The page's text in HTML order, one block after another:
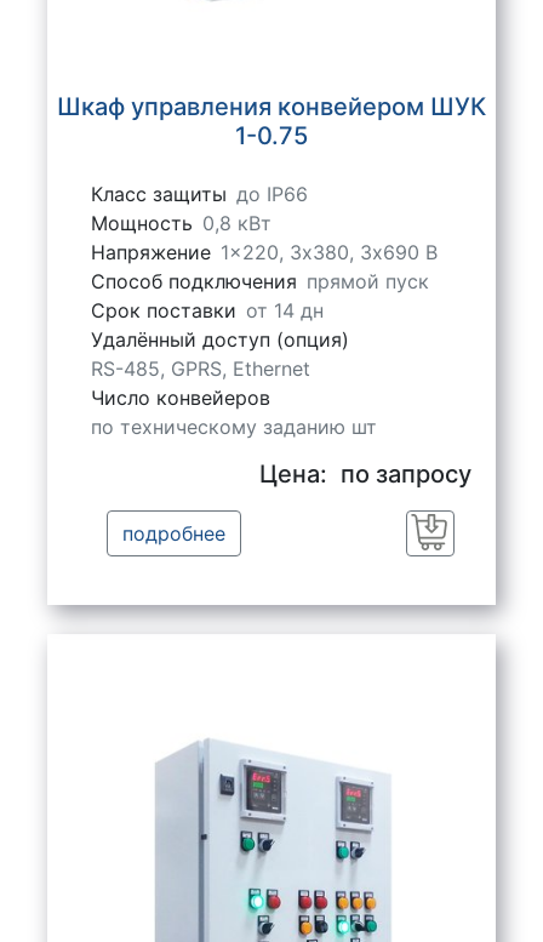
Шкаф управления конвейером ШУК
1-0.75
Класс защиты до IP66
Мощность 0,8 кВт
Напряжение 1x220, 3х380, 3х690 В
Способ подключения прямой пуск
Срок поставки от 14 дн
Удалённый доступ (опция)
RS-485, GPRS, Ethernet
Число конвейеров
по техническому заданию шт
Цена: по запросу
подробнее
Заказать